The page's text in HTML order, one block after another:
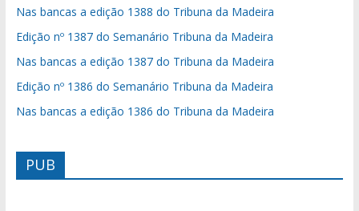
Nas bancas a edição 1388 do Tribuna da Madeira
Edição nº 1387 do Semanário Tribuna da Madeira
Nas bancas a edição 1387 do Tribuna da Madeira
Edição nº 1386 do Semanário Tribuna da Madeira
Nas bancas a edição 1386 do Tribuna da Madeira
PUB